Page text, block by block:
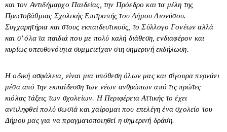
και τον Αντιδήμαρχο Παιδείας, την Πρόεδρο και τα μέλη της
Πρωτοβάθμιας Σχολικής Επιτροπής του Δήμου Διονύσου.
Συγχαρητήρια και στους εκπαιδευτικούς, το Σύλλογο Γονέων αλλά
και σ’ όλα τα παιδιά που με πολύ καλή διάθεση, ενδιαφέρον και
κυρίως υπευθυνότητα συμμετείχαν στη σημερινή εκδήλωση.
Η οδική ασφάλεια, είναι μια υπόθεση όλων μας και σίγουρα περνάει
μέσα από την εκπαίδευση των νέων ανθρώπων από τις πρώτες
κιόλας τάξεις των σχολείων. Η Περιφέρεια Αττικής το έχει
αντιληφθεί πολύ σωστά και χαίρομαι που επελέγη ένα σχολείο του
Δήμου μας για να πραγματοποιηθεί η σημερινή δράση.